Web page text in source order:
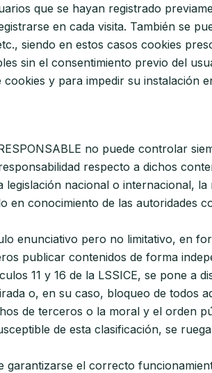
que se hayan registrado
en cada visita. También se
siendo en estos casos cookies
sin el consentimiento previo del
y para impedir su instalación
no puede controlar
respecto a dichos
nacional o internacional, la
en conocimiento de las autoridades
enunciativo pero no limitativo, en
publicar contenidos de forma
11 y 16 de la LSSICE, se pone a
o, en su caso, bloqueo de todos
de terceros o la moral y el orden
de esta clasificación, se
garantizarse el correcto